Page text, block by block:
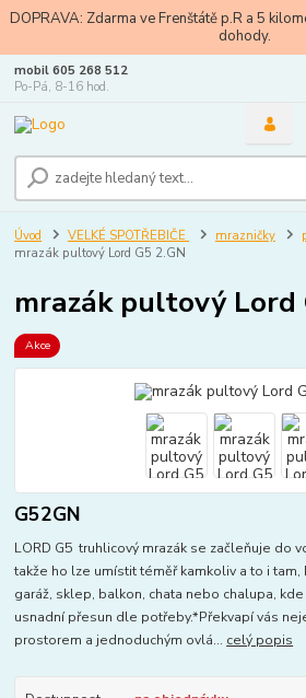
DOPRAVA: Zdarma ve Frenštátě p.R a 5
dohody.
mobil 605 268 512
Po-Pá, 8-16 hod.
Úvod VELKÉ SPOTŘEBIČE mrazničky
mrazák pultový Lord G5 2.GN
mrazák pultový Lord
Akce
G52GN
LORD G5 truhlicový mrazák se začleňuje do
takže ho lze umístit téměř kamkoliv a to i tam,
garáž, sklep, balkon, chata nebo chalupa,
usnadní přesun dle potřeby.*Překvapí vás
prostorem a jednoduchým ovlá... celý popis